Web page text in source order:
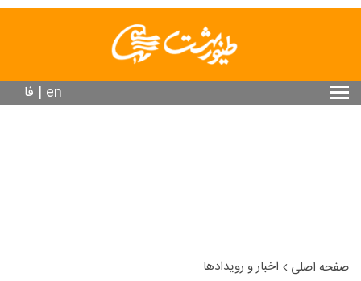
فا | en
صفحه اصلی اخبار و رویدادها